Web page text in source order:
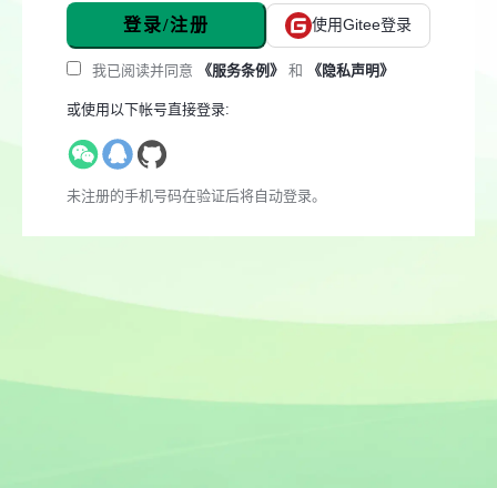
登录/注册 使用Gitee登录
我已阅读并同意 《服务条例》 和 《隐私声明》
或使用以下帐号直接登录:
未注册的手机号码在验证后将自动登录。